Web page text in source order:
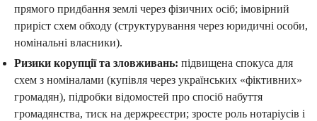
прямого придбання землі через фізичних осіб; імовірний
приріст схем обходу (структурування через юридичні особи,
номінальні власники).
Ризики корупції та зловживань: підвищена спокуса для
схем з номіналами (купівля через українських «фіктивних»
громадян), підробки відомостей про спосіб набуття
громадянства, тиск на держреєстри; зросте роль нотаріусів і